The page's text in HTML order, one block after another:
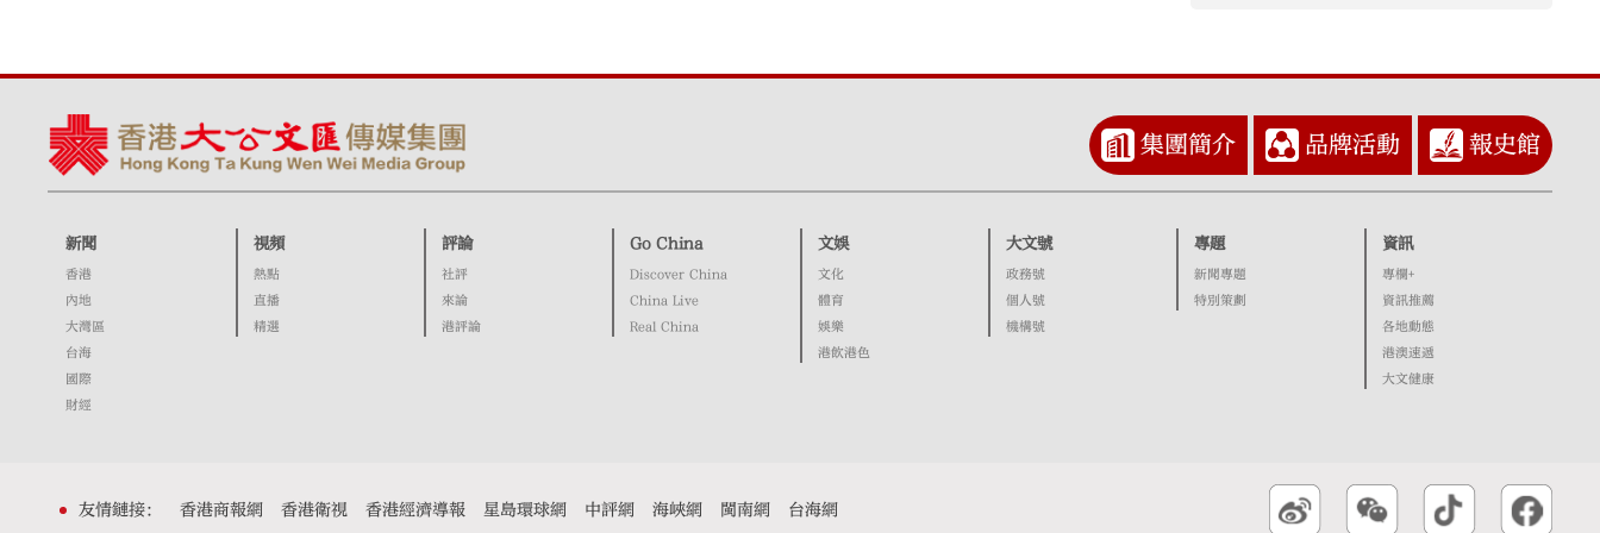
集團簡介 品牌活動 報史館
新聞
香港
內地
大灣區
台海
國際
財經
視頻
熱點
直播
精選
評論
社評
來論
港評論
Go China
Discover China
China Live
Real China
文娛
文化
體育
娛樂
港飲港色
大文號
政務號
個人號
機構號
專題
新聞專題
特別策劃
資訊
專欄+
資訊推薦
各地動態
港澳速遞
大文健康
友情鏈接： 香港商報網 香港衛視 香港經濟導報 星島環球網 中評網 海峽網 閩南網 台海網